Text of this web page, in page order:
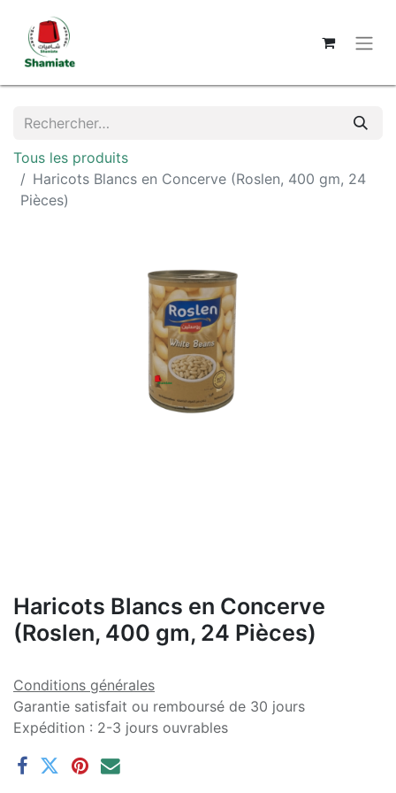
Tous les produits
Haricots Blancs en Concerve (Roslen, 400 gm, 24
Pièces)
Haricots Blancs en Concerve
(Roslen, 400 gm, 24 Pièces)
Conditions générales
Garantie satisfait ou remboursé de 30 jours
Expédition : 2-3 jours ouvrables